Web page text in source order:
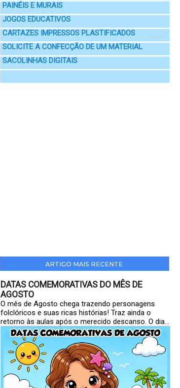
PAINÉIS E MURAIS
JOGOS EDUCATIVOS
CARTAZES IMPRESSOS PLASTIFICADOS
SOLICITE A CONFECÇÃO DE UM MATERIAL
SACOLINHAS DIGITAIS
ARTIGO MAIS RECENTE
DATAS COMEMORATIVAS DO MÊS DE
AGOSTO
O mês de Agosto chega trazendo personagens
folclóricos e suas ricas histórias! Traz ainda o
retorno às aulas após o merecido descanso. O dia...